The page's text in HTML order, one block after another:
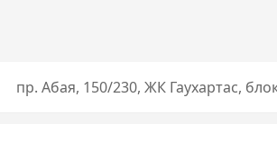
​пр. Абая, 150/230, ​ЖК Гаухартас​,